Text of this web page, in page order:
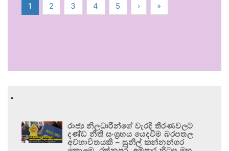
1 2 3 4 5 › »
.
රාජ්‍ය නිලධාරීන්ගේ වැරදි තීරණවලට
දණ්ඩ නීති සංග්‍රහය යෙදවීම බරපතල
අවභාවිතයකි – සුනිල් කන්නන්ගර